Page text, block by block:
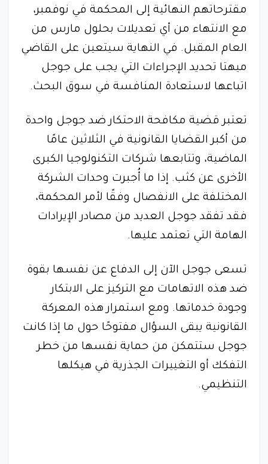
مقترحاتهم النهائية إلى المحكمة في نوفمبر،
مع الانتهاء من أي تعديلات بحلول مارس من
العام المقبل. في النهاية سيتعين على القاضي
ميهتا تحديد الإجراءات التي يجب على جوجل
اتباعها لاستعادة المنافسة في سوق البحث.
تعتبر قضية مكافحة الاحتكار ضد جوجل واحدة
من أكبر القضايا القانونية في الثلاثين عامًا
الماضية، وتتابعها شركات التكنولوجيا الكبرى
الأخرى عن كثب. إذا ما أُجبرت وحدات الشركة
المختلفة على الانفصال وفقًا لأمر المحكمة،
فقد تفقد جوجل العديد من مصادر الإيرادات
الهامة التي تعتمد عليها.
تسعى جوجل الآن إلى الدفاع عن نفسها بقوة
ضد هذه الاتهامات مع التركيز على الابتكار
وجودة خدماتها. ومع استمرار هذه المعركة
القانونية يبقى السؤال مفتوحًا حول ما إذا كانت
جوجل ستتمكن من حماية نفسها من خطر
التفكك أو التغييرات الجذرية في هيكلها
التنظيمي.